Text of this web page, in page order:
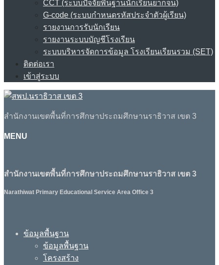
CCT (ระบบปัจจัยพื้นฐานนักเรียนยากจน)
G-code (ระบบกำหนดรหัสประจำตัวผู้เรียน)
รายงานการรับนักเรียน
รายงานระบบบัญชีโรงเรียน
ระบบบริหารจัดการข้อมูล โรงเรียนเรียนรวม (SET)
ติดต่อเรา
เข้าสู่ระบบ
สำนักงานเขตพื้นที่การศึกษาประถมศึกษานราธิวาส เขต 3
MENU
สำนักงานเขตพื้นที่การศึกษาประถมศึกษานราธิวาส เขต 3
Narathiwat Primary Educational Service Area Office 3
ข้อมูลพื้นฐาน
ข้อมูลพื้นฐาน
โครงสร้าง